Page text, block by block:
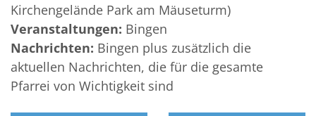
Kirchengelände Park am Mäuseturm)
Veranstaltungen: Bingen
Nachrichten: Bingen plus zusätzlich die
aktuellen Nachrichten, die für die gesamte
Pfarrei von Wichtigkeit sind